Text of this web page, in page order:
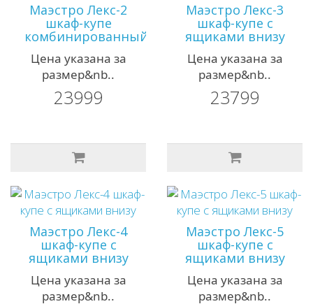
Маэстро Лекс-2
шкаф-купе
комбинированный
Цена указана за
размер&nb..
23999
Маэстро Лекс-3
шкаф-купе с
ящиками внизу
Цена указана за
размер&nb..
23799
Маэстро Лекс-4
шкаф-купе с
ящиками внизу
Цена указана за
размер&nb..
Маэстро Лекс-5
шкаф-купе с
ящиками внизу
Цена указана за
размер&nb..